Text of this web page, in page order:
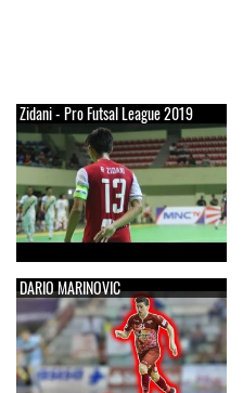
Zidani - Pro Futsal League 2019
DARIO MARINOVIC